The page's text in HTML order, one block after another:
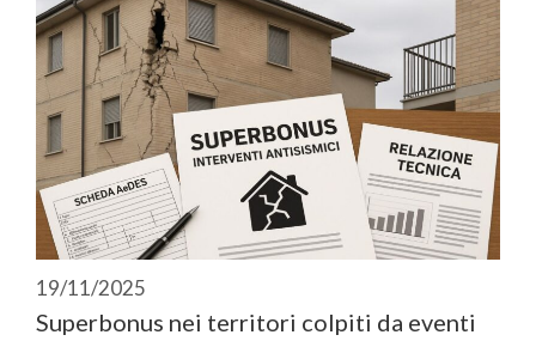
19/11/2025
Superbonus nei territori colpiti da eventi